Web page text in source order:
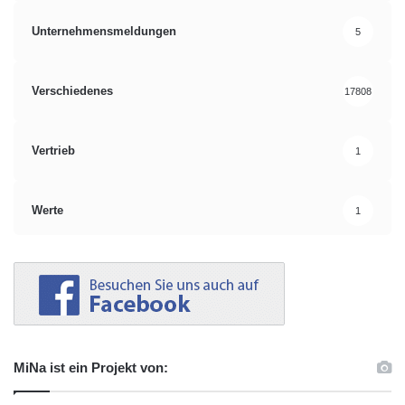
Unternehmensmeldungen 5
Verschiedenes 17808
Vertrieb 1
Werte 1
MiNa ist ein Projekt von: